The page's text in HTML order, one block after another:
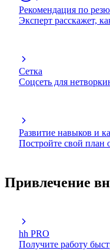
Рекомендация по
Эксперт расскажет,
Сетка
Соцсеть для
Развитие навыков и
Постройте свой план
Привлечение
hh PRO
Получите работу